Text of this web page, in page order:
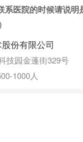
系医院的时候请说
份有限公司
技园金蓬街329号
1000人